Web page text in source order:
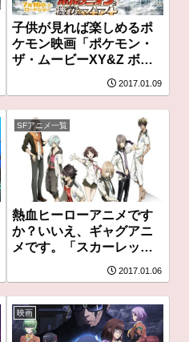
子供が見れば楽しめるポ
ケモン映画「ポケモン・
ザ・ムービーXY&Z ボル
ケニオンと機巧のマギア
2017.01.09
SFアニメ一覧
熱血ヒーローアニメです
か？いいえ、ギャグアニ
メです。「スカーレット
ライダーゼクス」レビュ
ー
2017.01.06
映画